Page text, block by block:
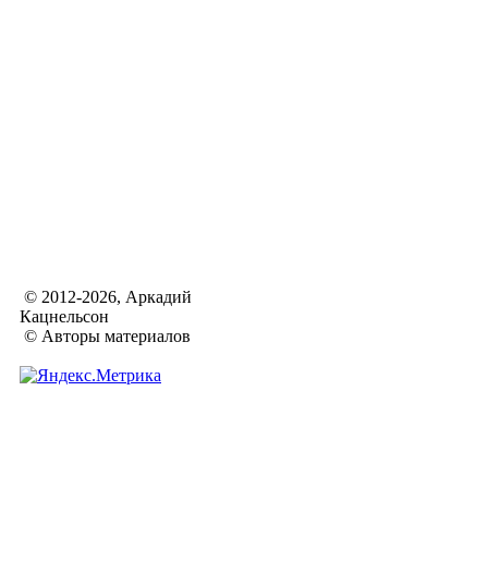
© 2012-2026, Аркадий
Кацнельсон
© Авторы материалов